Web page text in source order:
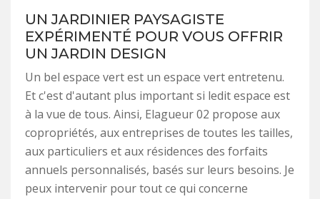
UN JARDINIER PAYSAGISTE
EXPÉRIMENTÉ POUR VOUS OFFRIR
UN JARDIN DESIGN
Un bel espace vert est un espace vert entretenu.
Et c'est d'autant plus important si ledit espace est
à la vue de tous. Ainsi, Elagueur 02 propose aux
copropriétés, aux entreprises de toutes les tailles,
aux particuliers et aux résidences des forfaits
annuels personnalisés, basés sur leurs besoins. Je
peux intervenir pour tout ce qui concerne